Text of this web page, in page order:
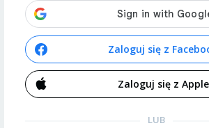
Zaloguj się z
Zaloguj się z Apple
LUB